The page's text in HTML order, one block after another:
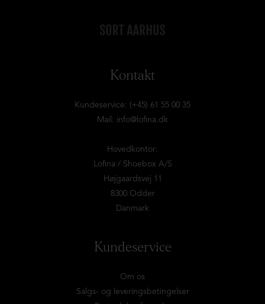
Kontakt
Kundeservice: (+45) 61 55 00 35
Mail: info@lofina.dk
Hovedkontor:
Lofina / Shoebox A/S
Højgaardsvej 11
8300 Odder
Danmark
Kundeservice
Om os
Salgs- og leveringsbetingelser